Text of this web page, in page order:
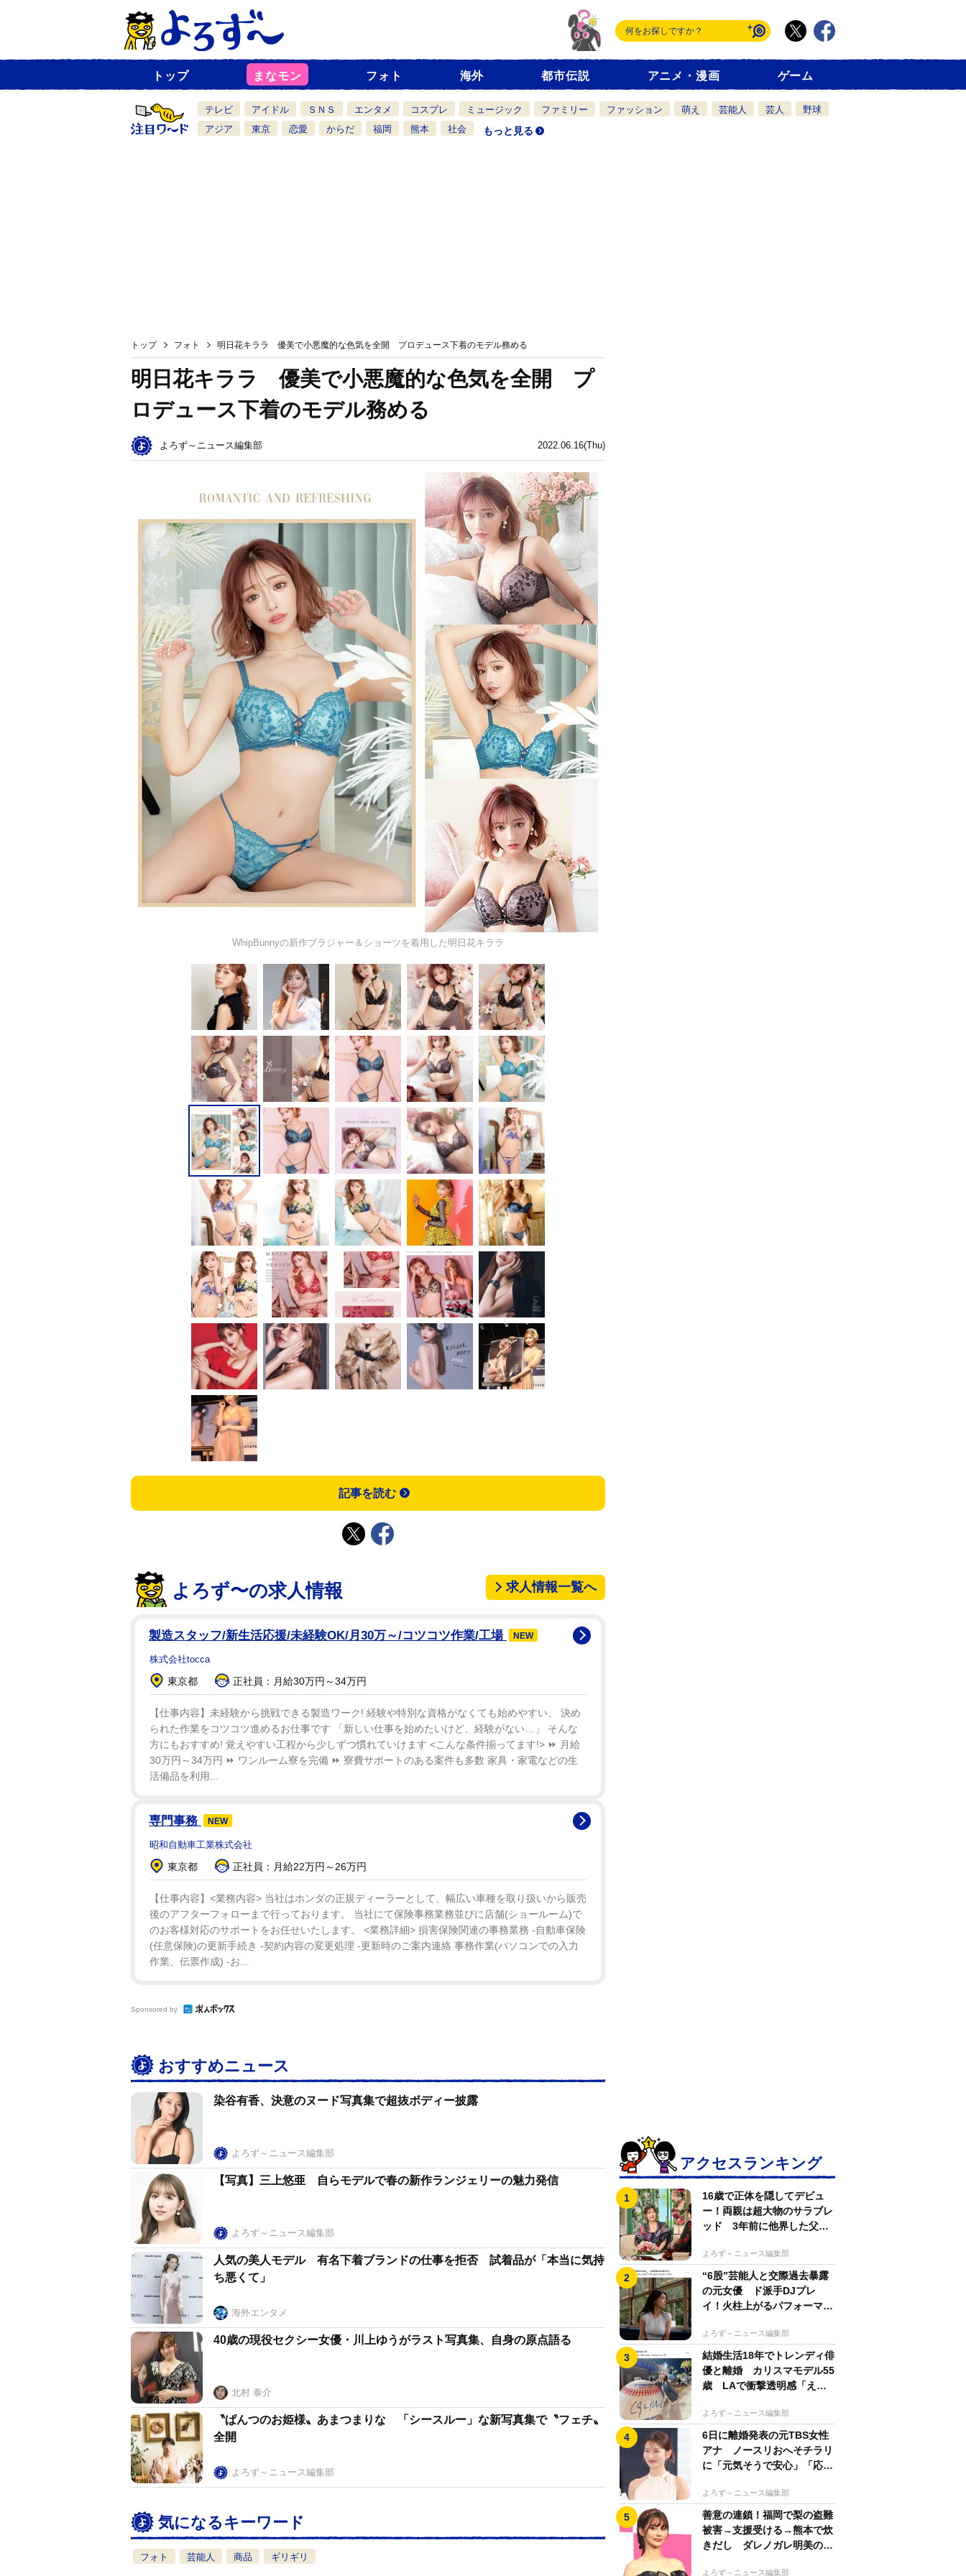
ュ
一
覧
トップ まなモン フォト 海外 都市伝説 アニメ・漫画 ゲーム
テレビ アイドル ＳＮＳ エンタメ コスプレ ミュージック ファミリー ファッション 萌え 芸能人 芸人
野球
アジア
東京 恋愛 からだ 福岡 熊本 社会 もっと見る
トップ フォト 明日花キララ 優美で小悪魔的な色気を全開 プロデュース下着のモデル務める
2022.06.16(Thu)
明日花キララ 優美で小悪魔的な色気を全開 プ
ロデュース下着のモデル務める
よろず～ニュース編集部
WhipBunnyの新作ブラジャー＆ショーツを着用した明日花キララ
記事を読む
よろず〜の求人情報 求人情報一覧へ
製造スタッフ/新生活応援/未経験OK/月30万～/コツコツ作業/工場 NEW
株式会社tocca
東京都 正社員：月給30万円～34万円
【仕事内容】未経験から挑戦できる製造ワーク! 経験や特別な資格がなくても始めやすい、 決め
られた作業をコツコツ進めるお仕事です 「新しい仕事を始めたいけど、経験がない…」 そんな
方にもおすすめ! 覚えやすい工程から少しずつ慣れていけます <こんな条件揃ってます!> ⏩ 月給
30万円～34万円 ⏩ ワンルーム寮を完備 ⏩ 寮費サポートのある案件も多数 家具・家電などの生
活備品を利用...
専門事務 NEW
昭和自動車工業株式会社
東京都 正社員：月給22万円～26万円
【仕事内容】<業務内容> 当社はホンダの正規ディーラーとして、幅広い車種を取り扱いから販売
後のアフターフォローまで行っております。 当社にて保険事務業務並びに店舗(ショールーム)で
のお客様対応のサポートをお任せいたします。 <業務詳細> 損害保険関連の事務業務 -自動車保険
(任意保険)の更新手続き -契約内容の変更処理 -更新時のご案内連絡 事務作業(パソコンでの入力
作業、伝票作成) -お...
Sponsored by
おすすめニュース
染谷有香、決意のヌード写真集で超抜ボディー披露
よろず～ニュース編集部
【写真】三上悠亜 自らモデルで春の新作ランジェリーの魅力発信
よろず～ニュース編集部
人気の美人モデル 有名下着ブランドの仕事を拒否 試着品が「本当に気持
ち悪くて」
海外エンタメ
40歳の現役セクシー女優・川上ゆうがラスト写真集、自身の原点語る
北村 泰介
〝ぱんつのお姫様〟あまつまりな 「シースルー」な新写真集で〝フェチ〟
全開
よろず～ニュース編集部
気になるキーワード
フォト 芸能人 商品 ギリギリ
アクセスランキング
16歳で正体を隠してデビュ
ー！両親は超大物のサラブレ
ッド 3年前に他界した父へ
よろず～ニュース編集部
“6股”芸能人と交際過去暴露
の元女優 ド派手DJプレ
イ！火柱上がるパフォーマン
よろず～ニュース編集部
結婚生活18年でトレンディ俳
優と離婚 カリスマモデル55
歳 LAで衝撃透明感「えっ
よろず～ニュース編集部
6日に離婚発表の元TBS女性
アナ ノースリおへそチラリ
に「元気そうで安心」「応援
よろず～ニュース編集部
善意の連鎖！福岡で梨の盗難
被害→支援受ける→熊本で炊
きだし ダレノガレ明美の
よろず～ニュース編集部